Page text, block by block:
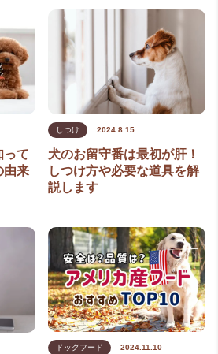
って
由来
しつけ 2024.8.15
犬のお留守番は最初が肝！
しつけ方や必要な道具を解
説します
ドッグフード 2024.11.10